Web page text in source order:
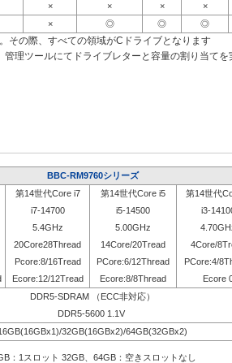
× × × ×
× ◎ ◎ ◎
その際、すべての領域がCドライブとなります
理ツールにてドライブレターと容量の割り当てを
BBC-RM9760シリーズ
第14世代Core i7 第14世代Core i5
第14世代
i7-14700 i5-14500
i3-
5.4GHz 5.00GHz
20Core28Thread 14Core/20Tread
4Core/
Pcore:8/16Tread PCore:6/12Thread
PCore:4/
Ecore:12/12Tread Ecore:8/8Thread Ecore
DDR5-SDRAM （ECC非対応）
DDR5-5600 1.1V
32GB(16GBx2)/64GB(32GBx2)
：1スロット 32GB、64GB：空きスロットなし